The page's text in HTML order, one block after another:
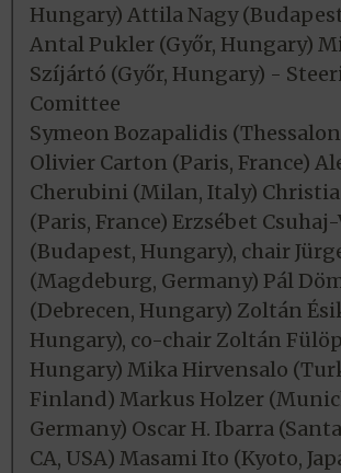
Hungary) Attila Nagy
Antal Pukler (Győr, Hungary)
Szíjártó (Győr, Hungary) -
Comittee
Symeon Bozapalidis
Olivier Carton (Paris, France)
Cherubini (Milan, Italy)
(Paris, France) Erzsébet
(Budapest, Hungary), chair
(Magdeburg, Germany) Pál
(Debrecen, Hungary) Zoltán
Hungary), co-chair Zoltán
Hungary) Mika Hirvensalo
Finland) Markus Holzer
Germany) Oscar H. Ibarra
CA, USA) Masami Ito (Kyoto,